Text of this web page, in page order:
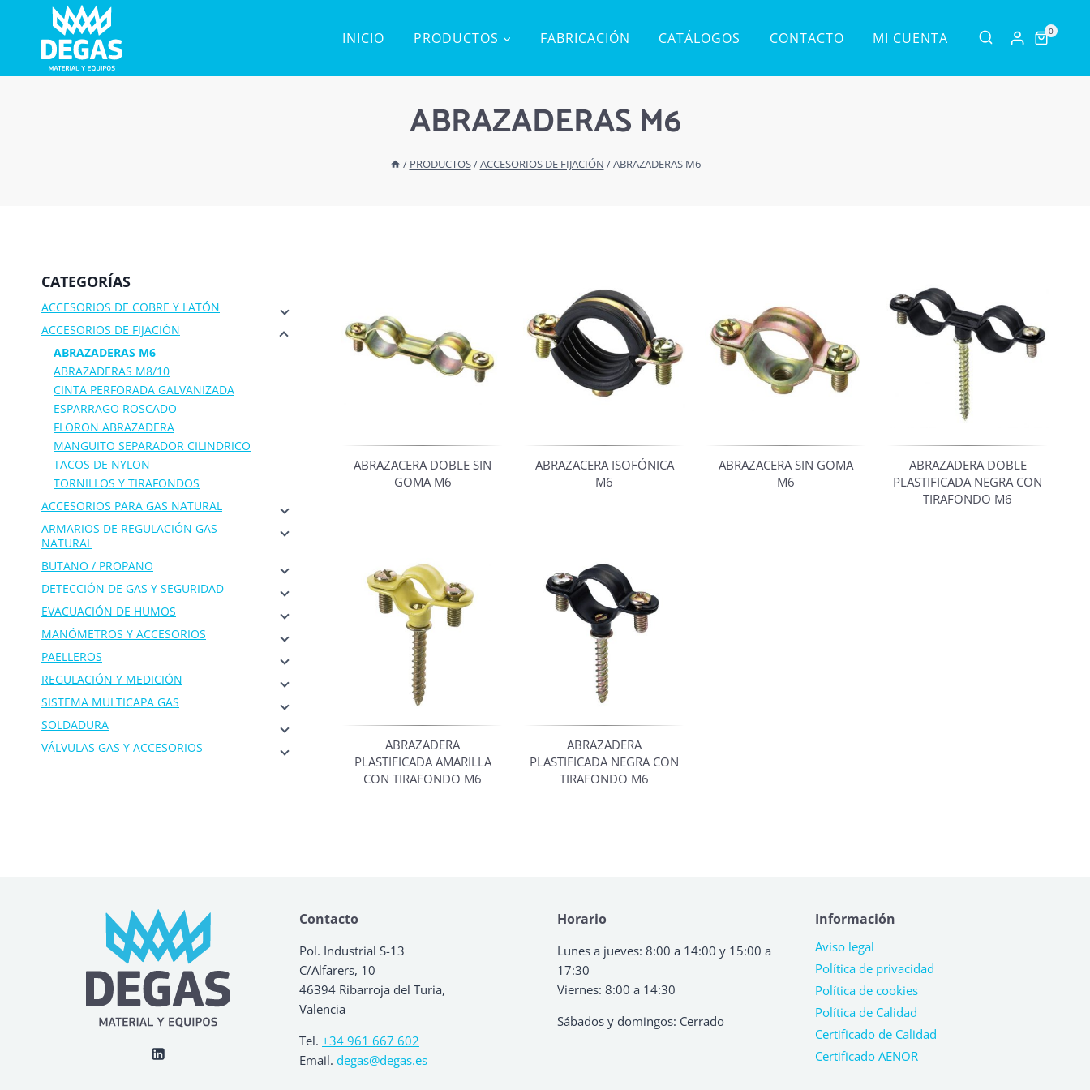
contenido
INICIO PRODUCTOS FABRICACIÓN CATÁLOGOS CONTACTO MI CUENTA 0
ABRAZADERAS M6
/ PRODUCTOS/ACCESORIOS DE FIJACIÓN /ABRAZADERAS M6
ABRAZACERA DOBLE SIN
GOMA M6
ABRAZACERA ISOFÓNICA
M6
ABRAZACERA SIN GOMA
M6
ABRAZADERA DOBLE
PLASTIFICADA NEGRA CON
TIRAFONDO M6
ABRAZADERA
PLASTIFICADA AMARILLA
CON TIRAFONDO M6
ABRAZADERA
PLASTIFICADA NEGRA CON
TIRAFONDO M6
CATEGORÍAS
ACCESORIOS DE COBRE Y LATÓN
ACCESORIOS DE FIJACIÓN
ABRAZADERAS M6
ABRAZADERAS M8/10
CINTA PERFORADA GALVANIZADA
ESPARRAGO ROSCADO
FLORON ABRAZADERA
MANGUITO SEPARADOR CILINDRICO
TACOS DE NYLON
TORNILLOS Y TIRAFONDOS
ACCESORIOS PARA GAS NATURAL
ARMARIOS DE REGULACIÓN GAS
NATURAL
BUTANO / PROPANO
DETECCIÓN DE GAS Y SEGURIDAD
EVACUACIÓN DE HUMOS
MANÓMETROS Y ACCESORIOS
PAELLEROS
REGULACIÓN Y MEDICIÓN
SISTEMA MULTICAPA GAS
SOLDADURA
VÁLVULAS GAS Y ACCESORIOS
Contacto
Pol. Industrial S-13
C/Alfarers, 10
46394 Ribarroja del Turia,
Valencia
Tel. +34 961 667 602
Email. degas@degas.es
Horario
Lunes a jueves: 8:00 a 14:00 y 15:00 a
17:30
Viernes: 8:00 a 14:30
Sábados y domingos: Cerrado
Información
Aviso legal
Política de privacidad
Política de cookies
Política de Calidad
Certificado de Calidad
Certificado AENOR